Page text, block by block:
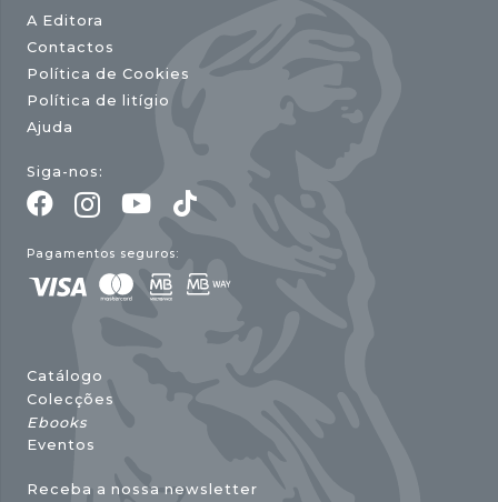
A Editora
Contactos
Política de Cookies
Política de litígio
Ajuda
Siga-nos:
Pagamentos seguros:
Catálogo
Colecções
Ebooks
Eventos
Receba a nossa newsletter